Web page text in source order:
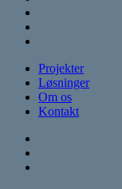
Close
Menu
Projekter
Løsninger
Om os
Kontakt